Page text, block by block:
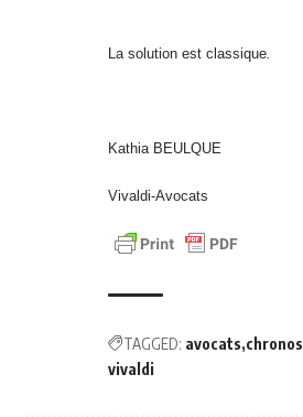
La solution est classique.
Kathia BEULQUE
Vivaldi-Avocats
TAGGED: avocats chronos
vivaldi